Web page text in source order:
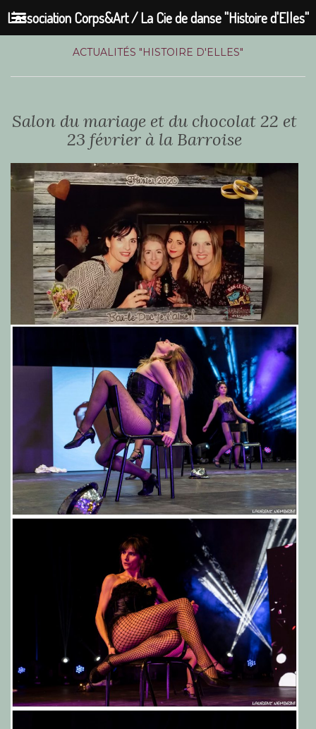
ACTUALITÉS "HISTOIRE D'ELLES"
Salon du mariage et du chocolat 22 et
23 février à la Barroise
L'association Corps&Art / La Cie de danse "Histoire d'Elles"